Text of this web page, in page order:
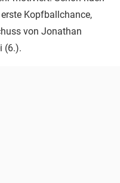
Kopfballchance,
von Jonathan
(6.).